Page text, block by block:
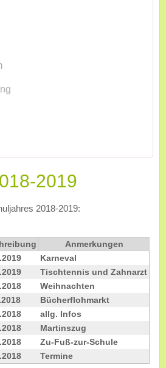
2019
2018-2019:
Anmerkungen
Karneval
Tischtennis und Zahnarzt
Weihnachten
Bücherflohmarkt
allg. Infos
Martinszug
Zu-Fuß-zur-Schule
Termine